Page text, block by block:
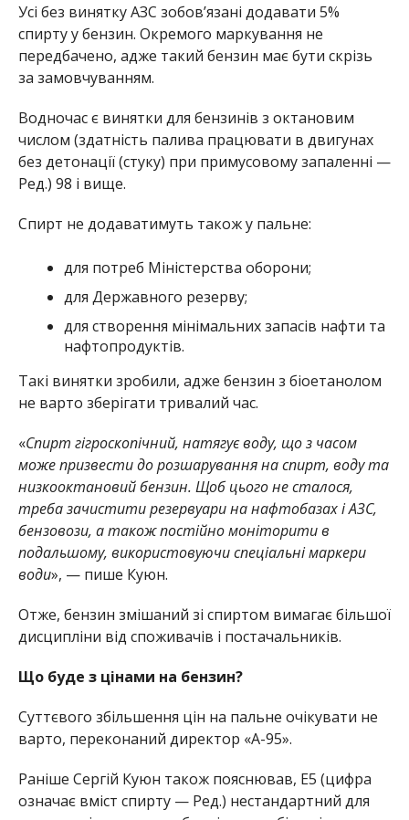
Усі без винятку АЗС зобовʼязані додавати 5%
спирту у бензин. Окремого маркування не
передбачено, адже такий бензин має бути скрізь
за замовчуванням.
Водночас є винятки для бензинів з октановим
числом (здатність палива працювати в двигунах
без детонації (стуку) при примусовому запаленні —
Ред.) 98 і вище.
Спирт не додаватимуть також у пальне:
для потреб Міністерства оборони;
для Державного резерву;
для створення мінімальних запасів нафти та
нафтопродуктів.
Такі винятки зробили, адже бензин з біоетанолом
не варто зберігати тривалий час.
«Спирт гігроскопічний, натягує воду, що з часом
може призвести до розшарування на спирт, воду та
низкооктановий бензин. Щоб цього не сталося,
треба зачистити резервуари на нафтобазах і АЗС,
бензовози, а також постійно моніторити в
подальшому, використовуючи спеціальні маркери
води», — пише Куюн.
Отже, бензин змішаний зі спиртом вимагає більшої
дисципліни від споживачів і постачальників.
Що буде з цінами на бензин?
Суттєвого збільшення цін на пальне очікувати не
варто, переконаний директор «А-95».
Раніше Сергій Куюн також пояснював, Е5 (цифра
означає вміст спирту — Ред.) нестандартний для